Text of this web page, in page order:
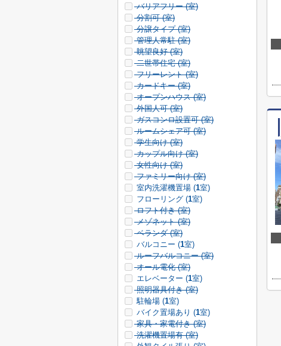
バリアフリー (室)
分割可 (室)
分譲タイプ (室)
管理人常駐 (室)
眺望良好 (室)
二世帯住宅 (室)
フリーレント (室)
カードキー (室)
オープンハウス (室)
外国人可 (室)
ガスコンロ設置可 (室)
ルームシェア可 (室)
学生向け (室)
カップル向け (室)
女性向け (室)
ファミリー向け (室)
室内洗濯機置場 (1室)
フローリング (1室)
ロフト付き (室)
メゾネット (室)
ベランダ (室)
バルコニー (1室)
ルーフバルコニー (室)
オール電化 (室)
エレベーター (1室)
照明器具付き (室)
駐輪場 (1室)
バイク置場あり (1室)
家具・家電付き (室)
洗濯機置場有 (室)